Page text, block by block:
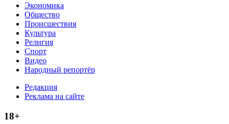
Экономика
Общество
Происшествия
Культура
Религия
Спорт
Видео
Народный репортёр
Редакция
Реклама на сайте
18+